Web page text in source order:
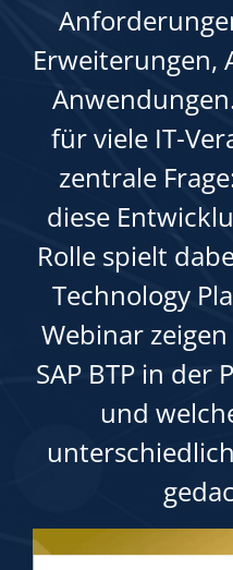
Erweiterungen,
für viele IT-
zentrale
diese
Rolle spielt
Technology
Webinar
SAP BTP in der
und